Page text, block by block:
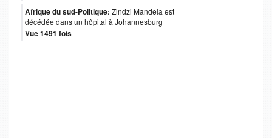
Afrique du sud-Politique: Zindzi Mandela est
décédée dans un hôpital à Johannesburg
Vue 1491 fois